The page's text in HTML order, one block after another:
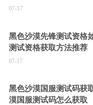
07-17
黑色沙漠先锋测试资格
测试资格获取方法推荐
07-17
黑色沙漠国服测试码获
漠国服测试码怎么获取